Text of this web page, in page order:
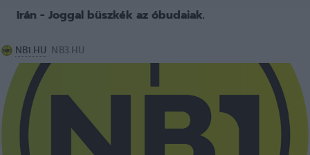
Irán - Joggal büszkék az óbudaiak.